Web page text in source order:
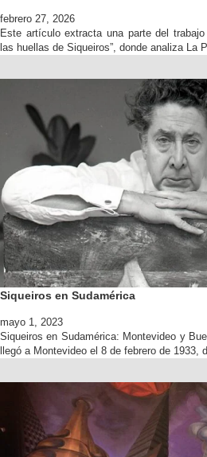
febrero 27, 2026
Este artículo extracta una parte del
las huellas de Siqueiros”, donde analiza La
Siqueiros en Sudamérica
mayo 1, 2023
Siqueiros en Sudamérica: Montevideo y
llegó a Montevideo el 8 de febrero de 1933,